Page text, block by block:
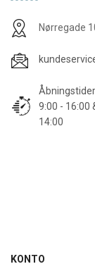
Nørregade
9:00 - 16:00
14:00
KONTO